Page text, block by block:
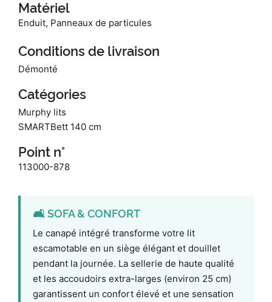
Matériel
Enduit, Panneaux de particules
Conditions de livraison
Démonté
Catégories
Murphy lits
SMARTBett 140 cm
Point n°
113000-878
🛋️ SOFA & CONFORT
Le canapé intégré transforme votre lit
escamotable en un siège élégant et douillet
pendant la journée. La sellerie de haute qualité
et les accoudoirs extra-larges (environ 25 cm)
garantissent un confort élevé et une sensation